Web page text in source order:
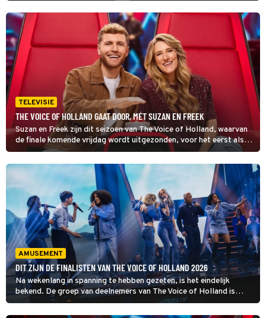
GelreDome.
TELEVISIE
THE VOICE OF HOLLAND GAAT DOOR, MÉT SUZAN EN FREEK
Suzan en Freek zijn dit seizoen van The Voice of Holland, waarvan
de finale komende vrijdag wordt uitgezonden, voor het eerst als
coaches te zien en dat is het tweetal goed bevallen. Zo goed zelfs
dat ze ook mee zullen werken aan een volgend seizoen. Lees snel
verder.
AMUSEMENT
DIT ZIJN DE FINALISTEN VAN THE VOICE OF HOLLAND 2026
Na wekenlang in spanning te hebben gezeten, is het eindelijk
bekend. De groep van deelnemers van The Voice of Holland is
uitgedund naar vier: de finalisten.